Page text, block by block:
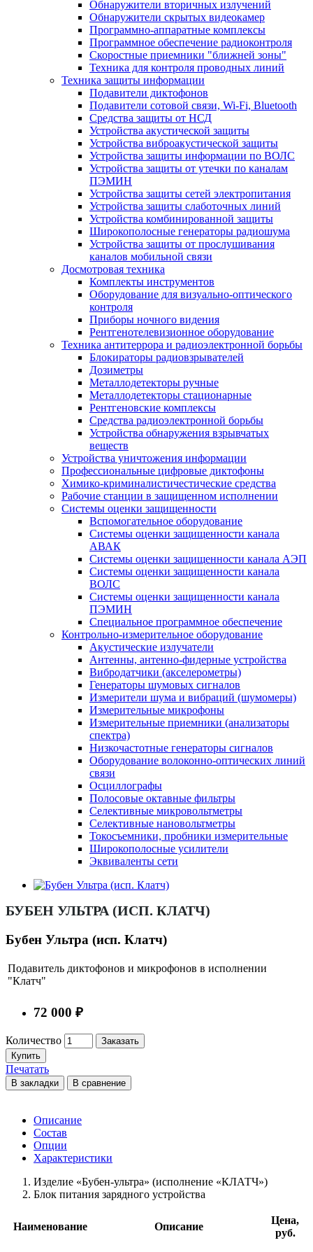
Обнаружители вторичных излучений
Обнаружители скрытых видеокамер
Программно-аппаратные комплексы
Программное обеспечение радиоконтроля
Скоростные приемники "ближней зоны"
Техника для контроля проводных линий
Техника защиты информации
Подавители диктофонов
Подавители сотовой связи, Wi-Fi, Bluetooth
Средства защиты от НСД
Устройства акустической защиты
Устройства виброакустической защиты
Устройства защиты информации по ВОЛС
Устройства защиты от утечки по каналам
ПЭМИН
Устройства защиты сетей электропитания
Устройства защиты слаботочных линий
Устройства комбинированной защиты
Широкополосные генераторы радиошума
Устройства защиты от прослушивания
каналов мобильной связи
Досмотровая техника
Комплекты инструментов
Оборудование для визуально-оптического
контроля
Приборы ночного видения
Рентгенотелевизионное оборудование
Техника антитеррора и радиоэлектронной борьбы
Блокираторы радиовзрывателей
Дозиметры
Металлодетекторы ручные
Металлодетекторы стационарные
Рентгеновские комплексы
Средства радиоэлектронной борьбы
Устройства обнаружения взрывчатых
веществ
Устройства уничтожения информации
Профессиональные цифровые диктофоны
Химико-криминалистичестические средства
Рабочие станции в защищенном исполнении
Системы оценки защищенности
Вспомогательное оборудование
Системы оценки защищенности канала
АВАК
Системы оценки защищенности канала АЭП
Системы оценки защищенности канала
ВОЛС
Системы оценки защищенности канала
ПЭМИН
Специальное программное обеспечение
Контрольно-измерительное оборудование
Акустические излучатели
Антенны, антенно-фидерные устройства
Вибродатчики (акселерометры)
Генераторы шумовых сигналов
Измерители шума и вибраций (шумомеры)
Измерительные микрофоны
Измерительные приемники (анализаторы
спектра)
Низкочастотные генераторы сигналов
Оборудование волоконно-оптических линий
связи
Осциллографы
Полосовые октавные фильтры
Селективные микровольтметры
Селективные нановольтметры
Токосъемники, пробники измерительные
Широкополосные усилители
Эквиваленты сети
БУБЕН УЛЬТРА (ИСП. КЛАТЧ)
Бубен Ультра (исп. Клатч)
Подавитель диктофонов и микрофонов в исполнении
"Клатч"
72 000 ₽
Количество
Заказать
Купить
Печатать
В закладки В сравнение
Описание
Состав
Опции
Характеристики
Изделие «Бубен-ультра» (исполнение «КЛАТЧ»)
Блок питания зарядного устройства
Наименование Описание
Цена,
руб.